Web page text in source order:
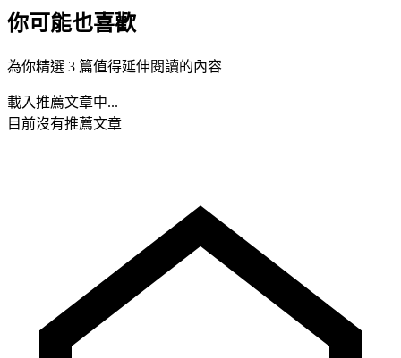
你可能也喜歡
為你精選 3 篇值得延伸閱讀的內容
載入推薦文章中...
目前沒有推薦文章